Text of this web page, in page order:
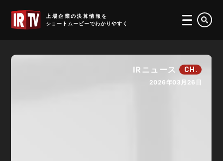
上場企業の決算情報を
ショートムービーでわかりやすく
IRニュース CH.
2026年03月26日